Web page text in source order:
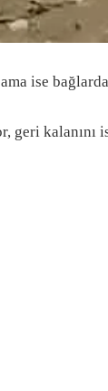
ise
geri